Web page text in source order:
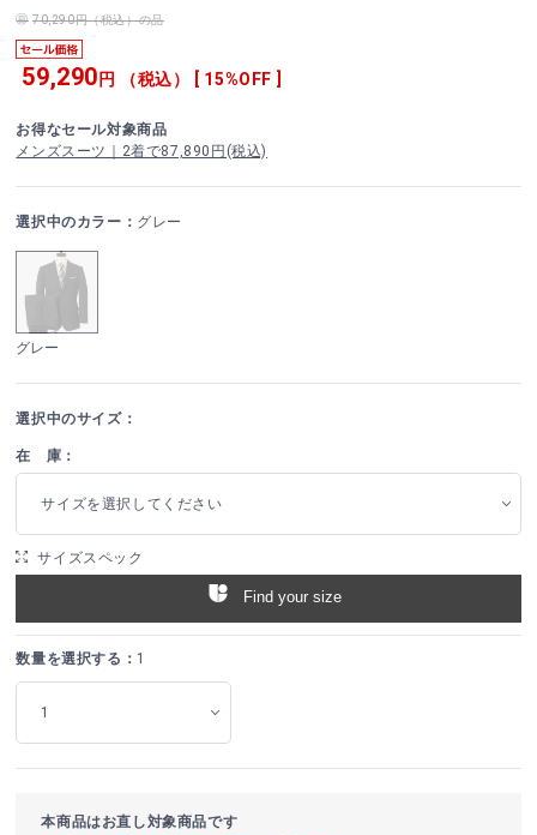
70,290円（税込）の品
59,290 円 （税込） [ 15%OFF ]
お得なセール対象商品
メンズスーツ｜2着で87,890円(税込)
選択中のカラー： グレー
グレー
選択中のサイズ：
在 庫：
サイズを選択してください
サイズスペック
Find your size
数量を選択する： 1
本商品はお直し対象商品です